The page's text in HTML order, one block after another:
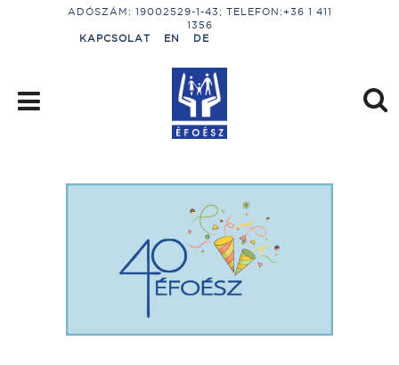
ADÓSZÁM: 19002529-1-43; TELEFON:+36 1 411
1356
KAPCSOLAT
EN DE